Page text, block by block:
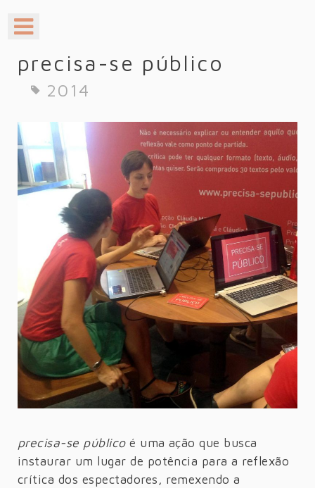
precisa-se público
2014
precisa-se públicoé uma ação que busca
instaurar um lugar de potência para a reflexão
crítica dos espectadores, remexendo a